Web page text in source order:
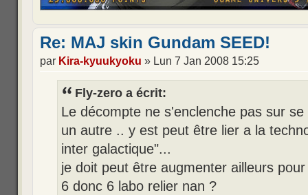
Re: MAJ skin Gundam SEED!
par Kira-kyuukyoku » Lun 7 Jan 2008 15:25
Fly-zero a écrit:
Le décompte ne s'enclenche pas sur
un autre .. y est peut être lier a la
inter galactique"...
je doit peut être augmenter ailleurs
6 donc 6 labo relier nan ?